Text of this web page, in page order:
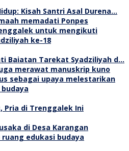
Kisah Santri Asal Durena…
Baiatan Tarekat Syadziliyah d…
Pria di Trenggalek Ini